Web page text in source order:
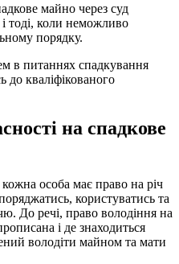
майно через суд
тоді, коли неможливо
порядку.
в питаннях спадкування
до кваліфікованого
на спадкове
особа має право на річ
користуватись та
До речі, право володіння на
і де знаходиться
володіти майном та мати